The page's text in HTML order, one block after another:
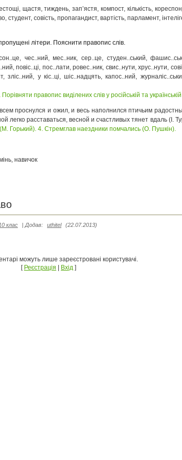
щастя, тиждень, зап’ястя, компост, кількість,
студент, совість, пропагандист, вартість, парламент,
літери. Пояснити правопис слів.
чес..ний, мес..ник, сер..це, студен..ський,
повіс..ці, пос..лати, ровес..ник, свис..нути, хрус..нути,
зліс..ний, у кіс..ці, шіс..надцять, капос..ний,
правопис виділених слів у російській та
проснулся и ожил, и весь наполнился птичьим
легко расставаться, весной и счастливых тянет вдаль (І.
Горький). 4. Стремглав наездники помчались (О. Пушкін).
навичок
клас | Додав: uthitel
(22.07.2013)
можуть лише зареєстровані користувачі.
[ Реєстрація Вхід ]